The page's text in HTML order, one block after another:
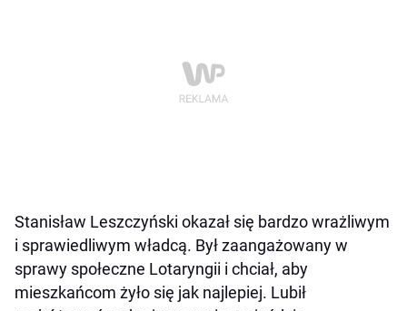
Stanisław Leszczyński okazał się bardzo wrażliwym
i sprawiedliwym władcą. Był zaangażowany w
sprawy społeczne Lotaryngii i chciał, aby
mieszkańcom żyło się jak najlepiej. Lubił